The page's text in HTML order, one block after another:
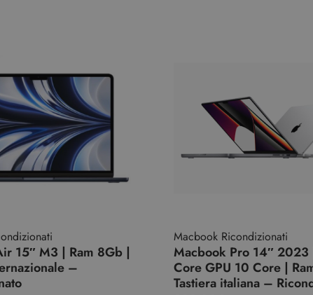
15″ M3 | Ram 8Gb |
–
Macbook Ricondizionati
Macbook Pro 14″
Core GPU 10 Core |
Tastiera italiana –